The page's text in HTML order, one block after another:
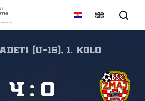
(U-15), 1. kolo
4 : 0